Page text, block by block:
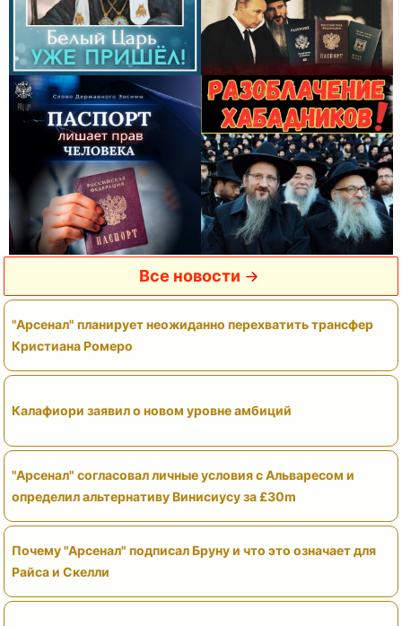
Все новости
"Арсенал" планирует неожиданно перехватить трансфер
Кристиана Ромеро
Калафиори заявил о новом уровне амбиций
"Арсенал" согласовал личные условия с Альваресом и
определил альтернативу Винисиусу за £30m
Почему "Арсенал" подписал Бруну и что это означает для
Райса и Скелли